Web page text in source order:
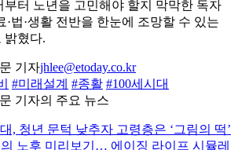
부터 노년을 고민해야 할지 막막한 독자
·법·생활 전반을 한눈에 조망할 수 있는
밝혔다.
기자jhlee@etoday.co.kr
#미래설계 #종활 #100세시대
기자의 주요 뉴스
, 청년 문턱 낮추자 고령층은 ‘그림의 떡’
노후 미리보기… 에이징 라이프 시뮬레